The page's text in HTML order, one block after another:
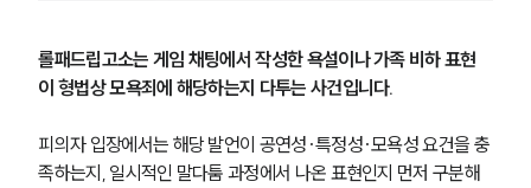
롤패드립고소는 게임 채팅에서 작성한 욕설이나 가족 비하 표현
이 형법상 모욕죄에 해당하는지 다투는 사건입니다.
피의자 입장에서는 해당 발언이 공연성·특정성·모욕성 요건을 충
족하는지, 일시적인 말다툼 과정에서 나온 표현인지 먼저 구분해